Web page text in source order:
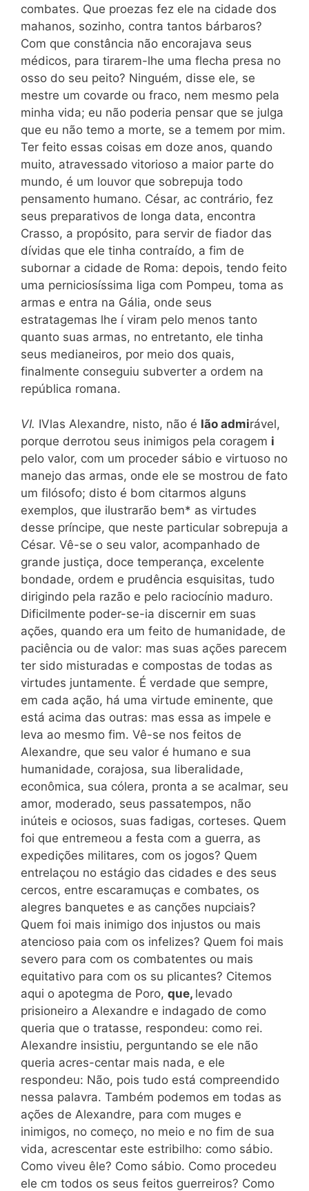
combates. Que proezas fez ele na cidade dos
mahanos, sozinho, contra tantos bárbaros?
Com que constância não encorajava seus
médicos, para tirarem-lhe uma flecha presa no
osso do seu peito? Ninguém, disse ele, se
mestre um covarde ou fraco, nem mesmo pela
minha vida; eu não poderia pensar que se julga
que eu não temo a morte, se a temem por mim.
Ter feito essas coisas em doze anos, quando
muito, atravessado vitorioso a maior parte do
mundo, é um louvor que sobrepuja todo
pensamento humano. César, ac contrário, fez
seus preparativos de longa data, encontra
Crasso, a propósito, para servir de fiador das
dívidas que ele tinha contraído, a fim de
subornar a cidade de Roma: depois, tendo feito
uma perniciosíssima liga com Pompeu, toma as
armas e entra na Gália, onde seus
estratagemas lhe í viram pelo menos tanto
quanto suas armas, no entretanto, ele tinha
seus medianeiros, por meio dos quais,
finalmente conseguiu subverter a ordem na
república romana.
VI. IVlas Alexandre, nisto, não é Ião admirável,
porque derrotou seus inimigos pela coragem i
pelo valor, com um proceder sábio e virtuoso no
manejo das armas, onde ele se mostrou de fato
um filósofo; disto é bom citarmos alguns
exemplos, que ilustrarão bem* as virtudes
desse príncipe, que neste particular sobrepuja a
César. Vê-se o seu valor, acompanhado de
grande justiça, doce temperança, excelente
bondade, ordem e prudência esquisitas, tudo
dirigindo pela razão e pelo raciocínio maduro.
Dificilmente poder-se-ia discernir em suas
ações, quando era um feito de humanidade, de
paciência ou de valor: mas suas ações parecem
ter sido misturadas e compostas de todas as
virtudes juntamente. É verdade que sempre,
em cada ação, há uma virtude eminente, que
está acima das outras: mas essa as impele e
leva ao mesmo fim. Vê-se nos feitos de
Alexandre, que seu valor é humano e sua
humanidade, corajosa, sua liberalidade,
econômica, sua cólera, pronta a se acalmar, seu
amor, moderado, seus passatempos, não
inúteis e ociosos, suas fadigas, corteses. Quem
foi que entremeou a festa com a guerra, as
expedições militares, com os jogos? Quem
entrelaçou no estágio das cidades e des seus
cercos, entre escaramuças e combates, os
alegres banquetes e as canções nupciais?
Quem foi mais inimigo dos injustos ou mais
atencioso paia com os infelizes? Quem foi mais
severo para com os combatentes ou mais
equitativo para com os su plicantes? Citemos
aqui o apotegma de Poro, que, levado
prisioneiro a Alexandre e indagado de como
queria que o tratasse, respondeu: como rei.
Alexandre insistiu, perguntando se ele não
queria acres-centar mais nada, e ele
respondeu: Não, pois tudo está compreendido
nessa palavra. Também podemos em todas as
ações de Alexandre, para com muges e
inimigos, no começo, no meio e no fim de sua
vida, acrescentar este estribilho: como sábio.
Como viveu êle? Como sábio. Como procedeu
ele cm todos os seus feitos guerreiros? Como